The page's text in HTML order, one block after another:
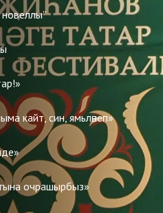
кайт, син, ямьләнеп»
очрашырбыз»